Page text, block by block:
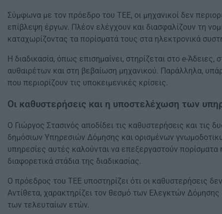
Σύμφωνα με τον πρόεδρο του ΤΕΕ, οι μηχανικοί δεν
επίβλεψη έργων. Πλέον ελέγχουν και διασφαλίζουν τη
καταχωρίζοντας τα πορίσματά τους στα ηλεκτρονικά
Η διαδικασία, όπως επισημαίνει, στηρίζεται στο e-
αυθαιρέτων και στη βεβαίωση μηχανικού. Παράλληλα,
που περιορίζουν τις υποκειμενικές κρίσεις.
Οι καθυστερήσεις και η υποστελέχωση των
Ο Γιώργος Στασινός αποδίδει τις καθυστερήσεις και
δημόσιων Υπηρεσιών Δόμησης και ορισμένων
υπηρεσίες αυτές καλούνται να επεξεργαστούν πορίσματα
διαφορετικά στάδια της διαδικασίας.
Ο πρόεδρος του ΤΕΕ υποστηρίζει ότι οι καθυστερήσεις
Αντίθετα, χαρακτηρίζει τον θεσμό των Ελεγκτών
των τελευταίων ετών.